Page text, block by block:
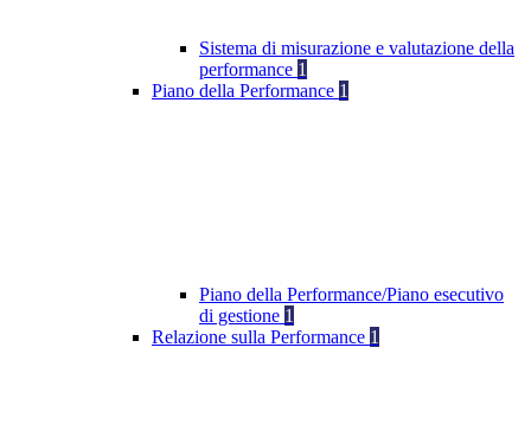
Sistema di misurazione e valutazione della
performance 1
Piano della Performance 1
Piano della Performance/Piano esecutivo
di gestione 1
Relazione sulla Performance 1